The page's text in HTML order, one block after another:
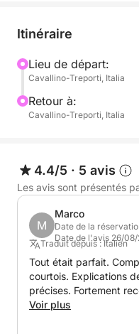
Itinéraire
Lieu de départ:
Cavallino-Treporti, Italia
Retour à:
Cavallino-Treporti, Italia
4.4/5 · 5 avis
Les avis sont présentés
M
Marco
Date de la
Date de l'avis 26/
Traduit depuis : Italien
Tout était parfait.
courtois. Explications
précises. Fortement
Voir plus